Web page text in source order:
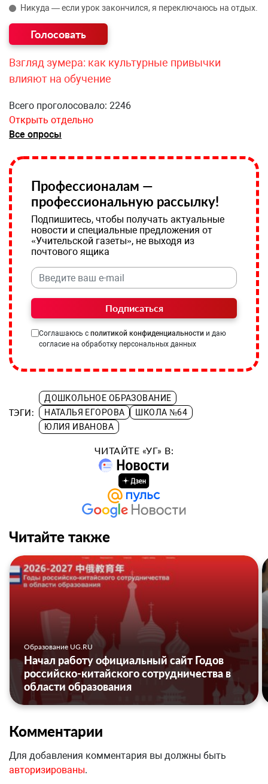
Никуда — если урок закончился, я переключаюсь на отдых.
Взгляд зумера: как культурные привычки
влияют на обучение
Всего проголосовало: 2246
Открыть отдельно
Все опросы
Профессионалам —
профессиональную рассылку!
Подпишитесь, чтобы получать актуальные
новости и специальные предложения от
«Учительской газеты», не выходя из
почтового ящика
Подписаться
Соглашаюсь с политикой конфиденциальности и даю
согласие на обработку персональных данных
ТЭГИ:
ДОШКОЛЬНОЕ ОБРАЗОВАНИЕ
НАТАЛЬЯ ЕГОРОВА
ШКОЛА №64
ЮЛИЯ ИВАНОВА
ЧИТАЙТЕ «УГ» В:
Читайте также
Образование UG.RU
Начал работу официальный сайт Годов
российско-китайского сотрудничества в
области образования
Комментарии
Для добавления комментария вы должны быть
авторизированы.